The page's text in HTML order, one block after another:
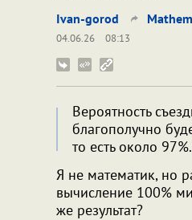
Ivan-gorod
04.06.26
08:13
Вероятность
благополучно
то есть около 97%.
Я не математик, но
вычисление 100%
же результат?